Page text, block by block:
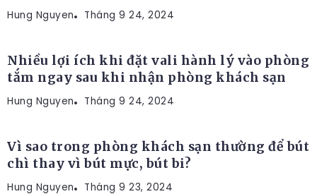
Hung Nguyen Tháng 9 24, 2024
KINH NGHIỆM
Nhiều lợi ích khi đặt vali hành lý vào phòng
tắm ngay sau khi nhận phòng khách sạn
Hung Nguyen Tháng 9 24, 2024
KINH NGHIỆM
Vì sao trong phòng khách sạn thường để bút
chì thay vì bút mực, bút bi?
Hung Nguyen Tháng 9 23, 2024